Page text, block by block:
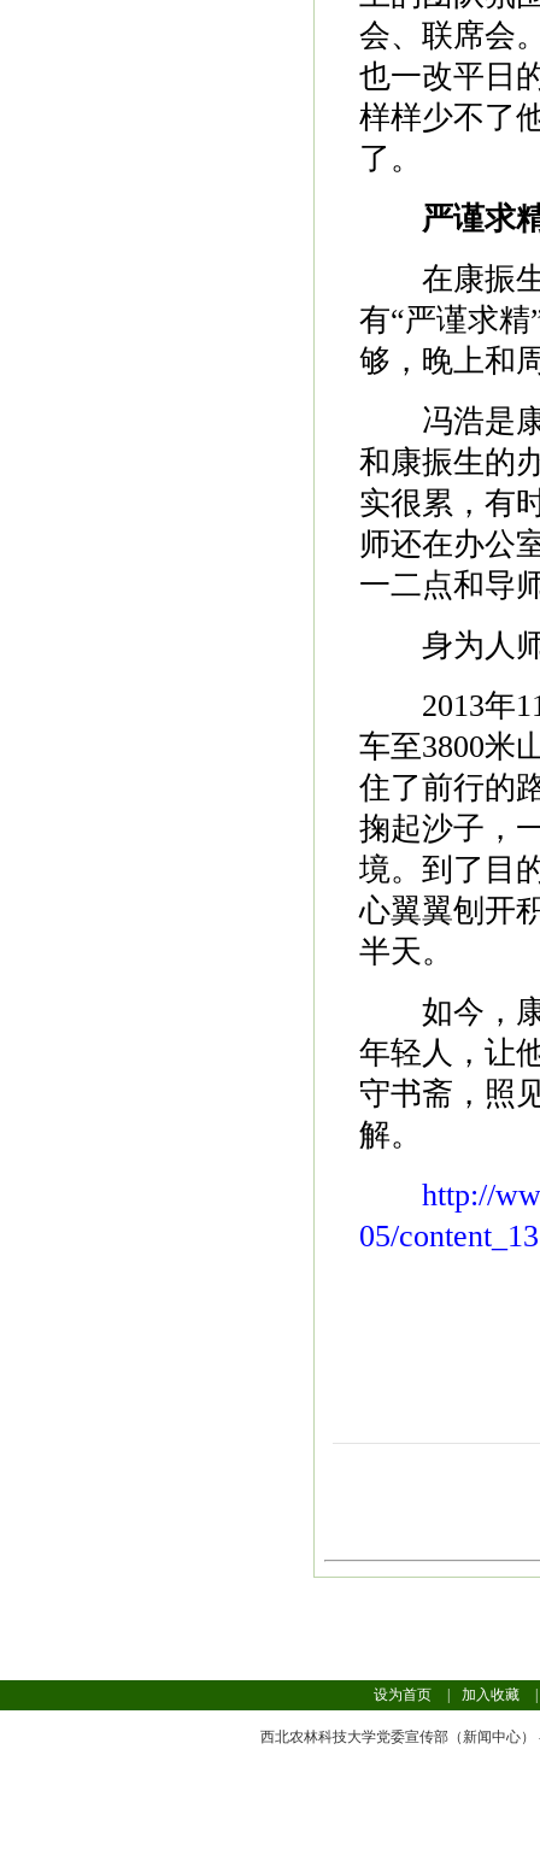
会、联席会
也一改平日
样样少不了
了。
严谨求
在康振生
有“严谨求
够，晚上和
冯浩是康
和康振生的
实很累，有
师还在办公
一二点和导
身为人师
2013年11
车至3800米
住了前行的
掬起沙子，
境。到了目
心翼翼刨开
半天。
如今，康
年轻人，让
守书斋，照
解。
http://
05/
设为首页 加入收藏
西北农林科技大学党委宣传部（新闻中心